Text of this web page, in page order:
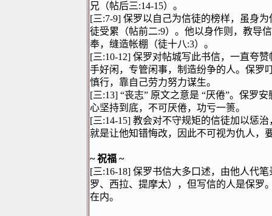
兄（帖后三:14-15）。
[三:7-9] 保罗以自己为信徒的榜样，虽身
徒受累（帖前二:9）。他以身作则，教导
奉，缝造帐棚（徒十八:3）。
[三:10-12] 保罗对帖城写此书信，一直夸
手好闲，专管闲事，制造纷争的人。保罗
慎行，靠自己劳力努力谋生。
[三:13] “丧志” 原文之意是 “厌倦”。保罗安
心坚持到底，不可厌倦，功亏一篑。
[三:14-15] 教会对不守规矩的信徒加以惩
就是让他知错悔改，因此不可视为仇人，
~祝福 ~
[三:16-18] 保罗书信大多口述，由他人代
罗、西拉、提摩太），但写信的人是保罗
在内。